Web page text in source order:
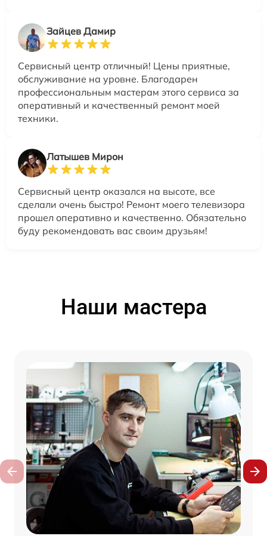
Зайцев Дамир
Сервисный центр отличный! Цены приятные,
обслуживание на уровне. Благодарен
профессиональным мастерам этого сервиса за
оперативный и качественный ремонт моей
техники.
Латышев Мирон
Сервисный центр оказался на высоте, все
сделали очень быстро! Ремонт моего телевизора
прошел оперативно и качественно. Обязательно
буду рекомендовать вас своим друзьям!
Наши мастера